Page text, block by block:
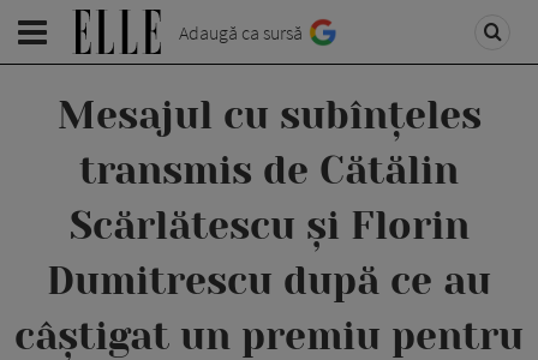
Adaugă ca sursă
Mesajul cu subînțeles
transmis de Cătălin
Scărlătescu și Florin
Dumitrescu după ce au
câștigat un premiu pentru